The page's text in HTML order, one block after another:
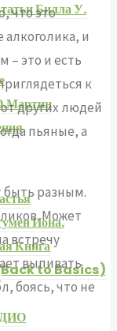
Билла У.
Иона.
Книга
(Back to Basics)
что это
и
– это и есть
к
других людей
пьяные, а
разным.
Может
встречу
выпивать
боясь, что не